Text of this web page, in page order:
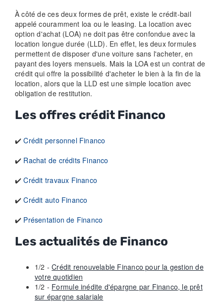
À côté de ces deux formes de prêt, existe le crédit-bail
appelé couramment loa ou le leasing. La location avec
option d'achat (LOA) ne doit pas être confondue avec la
location longue durée (LLD). En effet, les deux formules
permettent de disposer d'une voiture sans l'acheter, en
payant des loyers mensuels. Mais la LOA est un contrat de
crédit qui offre la possibilité d'acheter le bien à la fin de la
location, alors que la LLD est une simple location avec
obligation de restitution.
Les offres crédit Financo
✔️Crédit personnel Financo
✔️ Rachat de crédits Financo
✔️Crédit travaux Financo
✔️Crédit auto Financo
✔️ Présentation de Financo
Les actualités de Financo
1/2 -Crédit renouvelable Financo pour la gestion de
votre quotidien
1/2 - Formule inédite d'épargne par Financo, le prêt
sur épargne salariale